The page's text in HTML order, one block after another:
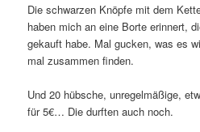
Die schwarzen Knöpfe mit dem
haben mich an eine Borte erinnert,
gekauft habe. Mal gucken, was es
mal zusammen finden.
Und 20 hübsche, unregelmäßige,
für 5€… Die durften auch noch.